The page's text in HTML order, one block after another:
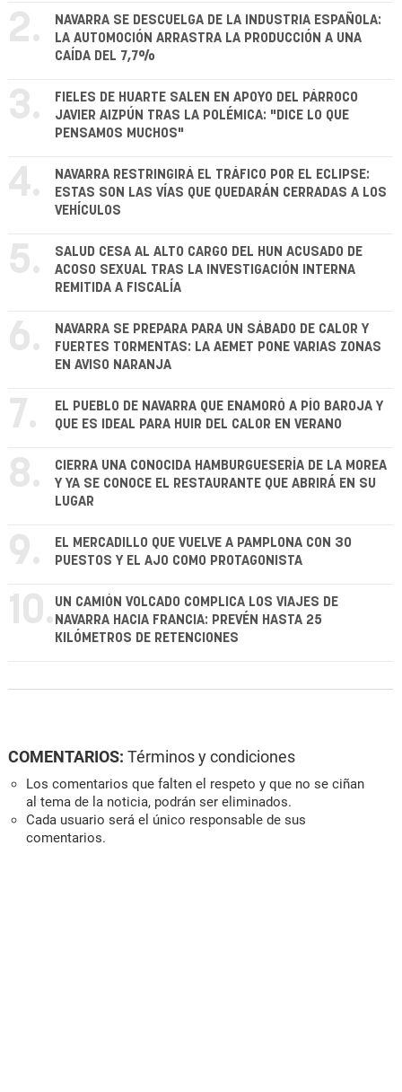
2.
NAVARRA SE DESCUELGA DE LA INDUSTRIA ESPAÑOLA:
LA AUTOMOCIÓN ARRASTRA LA PRODUCCIÓN A UNA
CAÍDA DEL 7,7%
3.
FIELES DE HUARTE SALEN EN APOYO DEL PÁRROCO
JAVIER AIZPÚN TRAS LA POLÉMICA: "DICE LO QUE
PENSAMOS MUCHOS"
4.
NAVARRA RESTRINGIRÁ EL TRÁFICO POR EL ECLIPSE:
ESTAS SON LAS VÍAS QUE QUEDARÁN CERRADAS A LOS
VEHÍCULOS
5.
SALUD CESA AL ALTO CARGO DEL HUN ACUSADO DE
ACOSO SEXUAL TRAS LA INVESTIGACIÓN INTERNA
REMITIDA A FISCALÍA
6.
NAVARRA SE PREPARA PARA UN SÁBADO DE CALOR Y
FUERTES TORMENTAS: LA AEMET PONE VARIAS ZONAS
EN AVISO NARANJA
7.
EL PUEBLO DE NAVARRA QUE ENAMORÓ A PÍO BAROJA Y
QUE ES IDEAL PARA HUIR DEL CALOR EN VERANO
8.
CIERRA UNA CONOCIDA HAMBURGUESERÍA DE LA MOREA
Y YA SE CONOCE EL RESTAURANTE QUE ABRIRÁ EN SU
LUGAR
9.
EL MERCADILLO QUE VUELVE A PAMPLONA CON 30
PUESTOS Y EL AJO COMO PROTAGONISTA
10. UN CAMIÓN VOLCADO COMPLICA LOS VIAJES DE
NAVARRA HACIA FRANCIA: PREVÉN HASTA 25
KILÓMETROS DE RETENCIONES
COMENTARIOS: Términos y condiciones
Los comentarios que falten el respeto y que no se ciñan
al tema de la noticia, podrán ser eliminados.
Cada usuario será el único responsable de sus
comentarios.